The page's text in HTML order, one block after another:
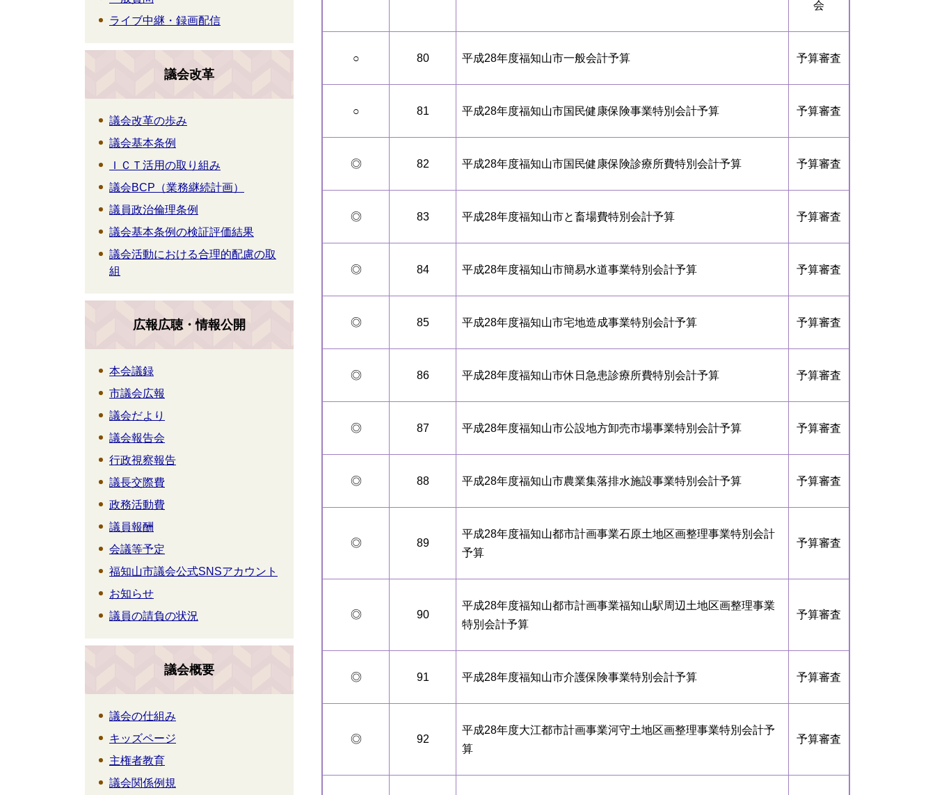
会
○ 80 平成28年度福知山市一般会計予算 予算審査
○ 81 平成28年度福知山市国民健康保険事業特別会計予算 予算審査
◎ 82 平成28年度福知山市国民健康保険診療所費特別会計予算 予算審査
◎ 83 平成28年度福知山市と畜場費特別会計予算 予算審査
◎ 84 平成28年度福知山市簡易水道事業特別会計予算 予算審査
◎ 85 平成28年度福知山市宅地造成事業特別会計予算 予算審査
◎ 86 平成28年度福知山市休日急患診療所費特別会計予算 予算審査
◎ 87 平成28年度福知山市公設地方卸売市場事業特別会計予算 予算審査
◎ 88 平成28年度福知山市農業集落排水施設事業特別会計予算 予算審査
◎ 89
平成28年度福知山都市計画事業石原土地区画整理事業特別会計
予算
予算審査
◎ 90
平成28年度福知山都市計画事業福知山駅周辺土地区画整理事業
特別会計予算
予算審査
◎ 91 平成28年度福知山市介護保険事業特別会計予算 予算審査
◎ 92
平成28年度大江都市計画事業河守土地区画整理事業特別会計予
算
予算審査
ライブ中継・録画配信
議会改革
議会改革の歩み
議会基本条例
ＩＣＴ活用の取り組み
議会BCP（業務継続計画）
議員政治倫理条例
議会基本条例の検証評価結果
議会活動における合理的配慮の取
組
広報広聴・情報公開
本会議録
市議会広報
議会だより
議会報告会
行政視察報告
議長交際費
政務活動費
議員報酬
会議等予定
福知山市議会公式SNSアカウント
お知らせ
議員の請負の状況
議会概要
議会の仕組み
キッズページ
主権者教育
議会関係例規